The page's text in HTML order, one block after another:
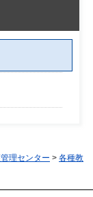
理センター > 各種教